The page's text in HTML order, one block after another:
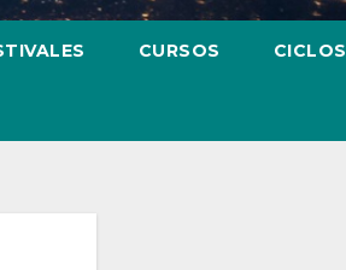
CURSOS CICLOS